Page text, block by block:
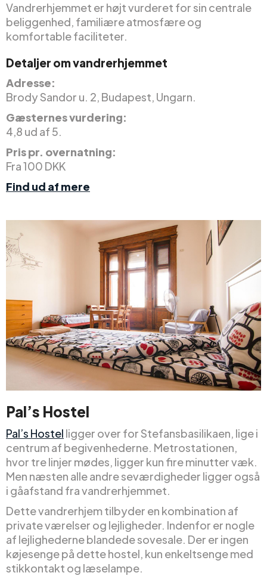
Vandrerhjemmet er højt vurderet for sin centrale
beliggenhed, familiære atmosfære og
komfortable faciliteter.
Detaljer om vandrerhjemmet
Adresse:
Brody Sandor u. 2, Budapest, Ungarn.
Gæsternes vurdering:
4,8 ud af 5.
Pris pr. overnatning:
Fra 100 DKK
Find ud af mere
Pal’s Hostel
Pal’s Hostel ligger over for Stefansbasilikaen, lige i
centrum af begivenhederne. Metrostationen,
hvor tre linjer mødes, ligger kun fire minutter væk.
Men næsten alle andre seværdigheder ligger også
i gåafstand fra vandrerhjemmet.
Dette vandrerhjem tilbyder en kombination af
private værelser og lejligheder. Indenfor er nogle
af lejlighederne blandede sovesale. Der er ingen
køjesenge på dette hostel, kun enkeltsenge med
stikkontakt og læselampe.